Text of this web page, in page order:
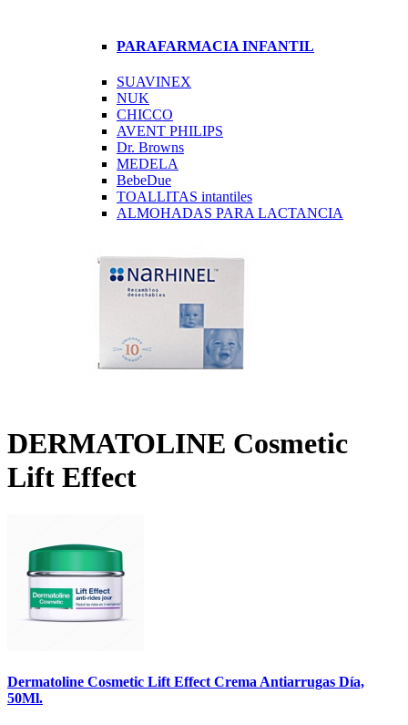
PARAFARMACIA INFANTIL
SUAVINEX
NUK
CHICCO
AVENT PHILIPS
Dr. Browns
MEDELA
BebeDue
TOALLITAS intantiles
ALMOHADAS PARA LACTANCIA
DERMATOLINE Cosmetic
Lift Effect
Dermatoline Cosmetic Lift Effect Crema Antiarrugas Día,
50Ml.